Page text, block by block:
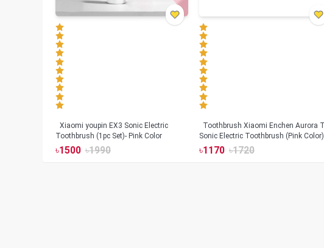
Toothbrush (1pc Set)- Pink Color
৳1500 ৳1990
Toothbrush Xiaomi Enchen Aurora T+
Sonic Electric Toothbrush (Pink Color)
৳1170 ৳1720